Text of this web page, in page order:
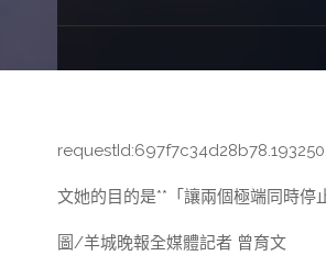
文她的目的是**「讓兩個極端同時
圖/羊城晚報全媒體記者 曾育文